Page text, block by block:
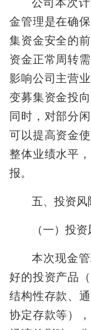
金管理是在确
集资金安全的
资金正常周转
影响公司主营
变募集资金投
同时，对部分
可以提高资金
整体业绩水平
报。
五、投资
（一）投
本次现金
好的投资产品
结构性存款、
协定存款等）